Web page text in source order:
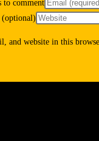
to comment
and website in this